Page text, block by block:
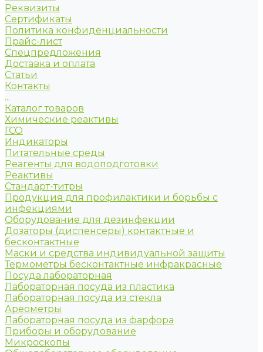
Реквизиты
Сертификаты
Политика конфиденциальности
Прайс-лист
Спецпредложения
Доставка и оплата
Статьи
Контакты
...
Каталог товаров
Химические реактивы
ГСО
Индикаторы
Питательные среды
Реагенты для водоподготовки
Реактивы
Стандарт-титры
Продукция для профилактики и борьбы с
инфекциями
Оборудование для дезинфекции
Дозаторы (диспенсеры) контактные и
бесконтактные
Маски и средства индивидуальной защиты
Термометры бесконтактные инфракрасные
Посуда лабораторная
Лабораторная посуда из пластика
Лабораторная посуда из стекла
Ареометры
Лабораторная посуда из фарфора
Приборы и оборудование
Микроскопы